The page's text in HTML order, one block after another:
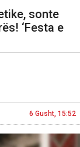
sonte
‘Festa e
6 Gusht, 15:52